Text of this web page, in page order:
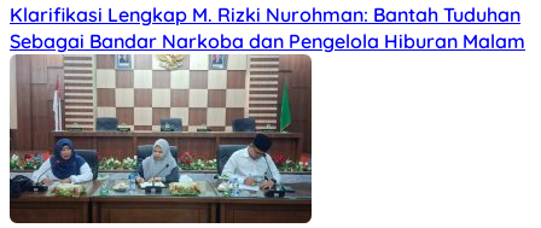
Klarifikasi Lengkap M. Rizki Nurohman: Bantah Tuduhan
Sebagai Bandar Narkoba dan Pengelola Hiburan Malam